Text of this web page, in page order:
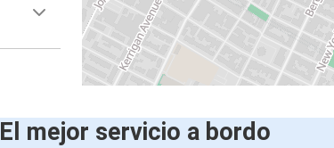
El mejor servicio a bordo